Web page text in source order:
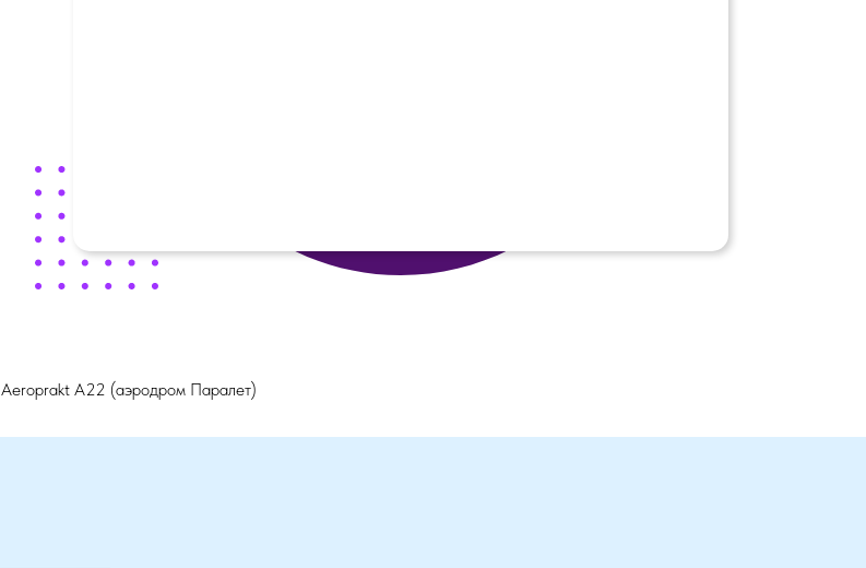
Aeroprakt A22 (аэродром Паралет)